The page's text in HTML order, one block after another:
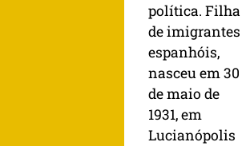
política. Filha
de imigrantes
espanhóis,
nasceu em 30
de maio de
1931, em
Lucianópolis